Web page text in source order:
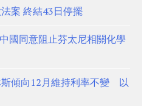
案 終結43日停擺
國同意阻止芬太尼相關化學
傾向12月維持利率不變 以